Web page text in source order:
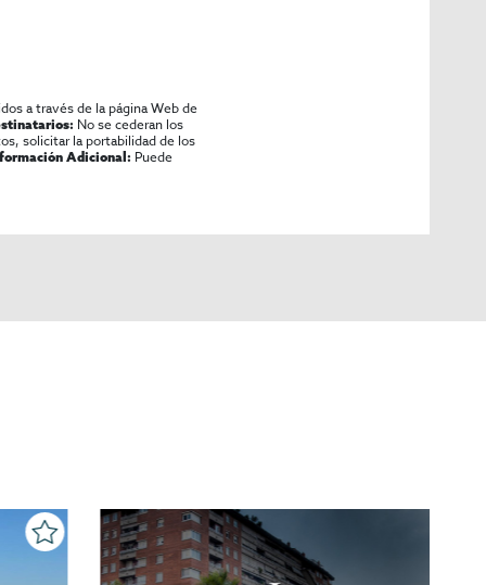
a través de la página Web de
No se cederan los
solicitar la portabilidad de los
Adicional: Puede